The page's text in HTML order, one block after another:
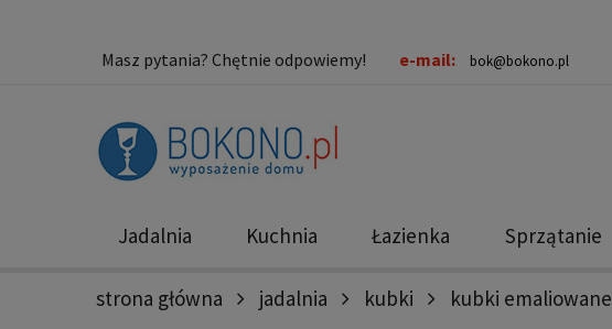
Masz pytania? Chętnie odpowiemy! e-mail: bok@bokono.pl
Jadalnia Kuchnia Łazienka Sprzątanie
Nowości Promocje
strona główna jadalnia kubki kubki emaliowane